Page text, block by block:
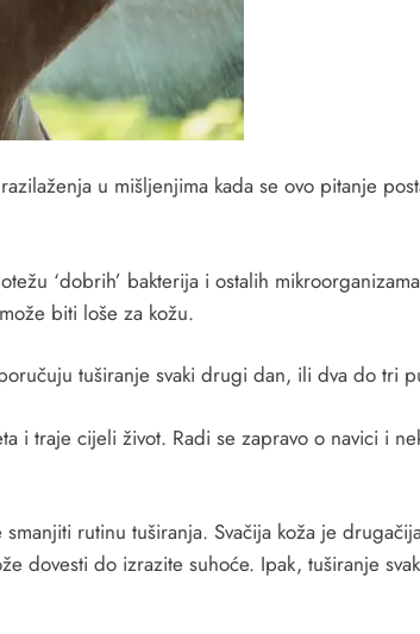
u mišljenjima kada se ovo pitanje
‘dobrih’ bakterija i ostalih
biti loše za kožu.
tuširanje svaki drugi dan, ili dva do tri
i traje cijeli život. Radi se zapravo o navici i
rutinu tuširanja. Svačija koža je
dovesti do izrazite suhoće. Ipak, tuširanje